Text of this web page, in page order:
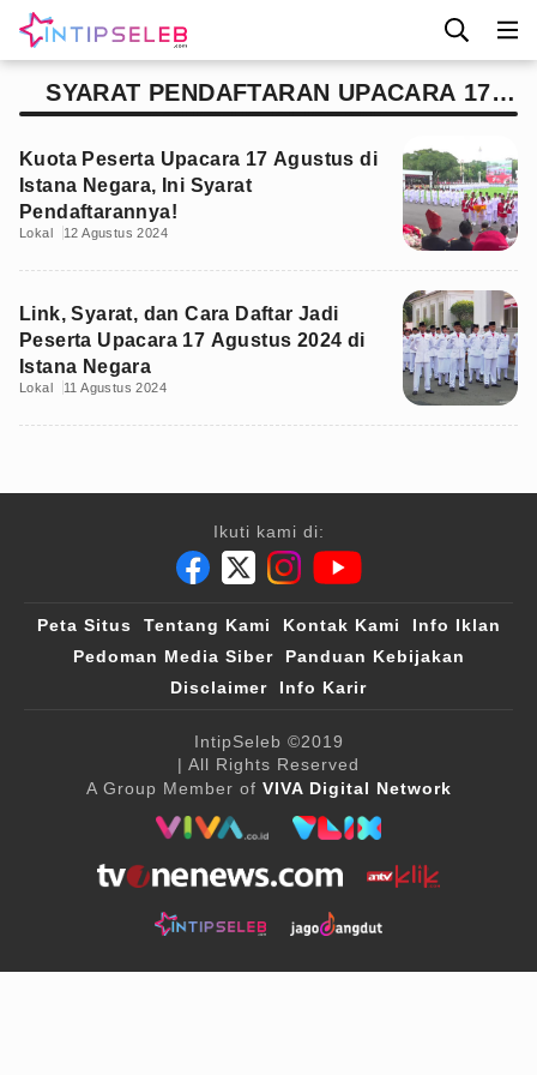
SYARAT PENDAFTARAN UPACARA 17
AGUSTUS DI ISTANA
Kuota Peserta Upacara 17 Agustus di
Istana Negara, Ini Syarat
Pendaftarannya!
Lokal 12 Agustus 2024
Link, Syarat, dan Cara Daftar Jadi
Peserta Upacara 17 Agustus 2024 di
Istana Negara
Lokal 11 Agustus 2024
Ikuti kami di:
Peta Situs Tentang Kami Kontak Kami
Info Iklan
Pedoman Media Siber
Panduan Kebijakan
Disclaimer
Info Karir
IntipSeleb ©2019
| All Rights Reserved
A Group Member of VIVA Digital Network